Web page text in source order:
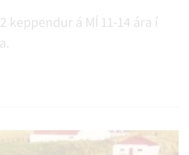
keppendur á MÍ 11-14 ára í